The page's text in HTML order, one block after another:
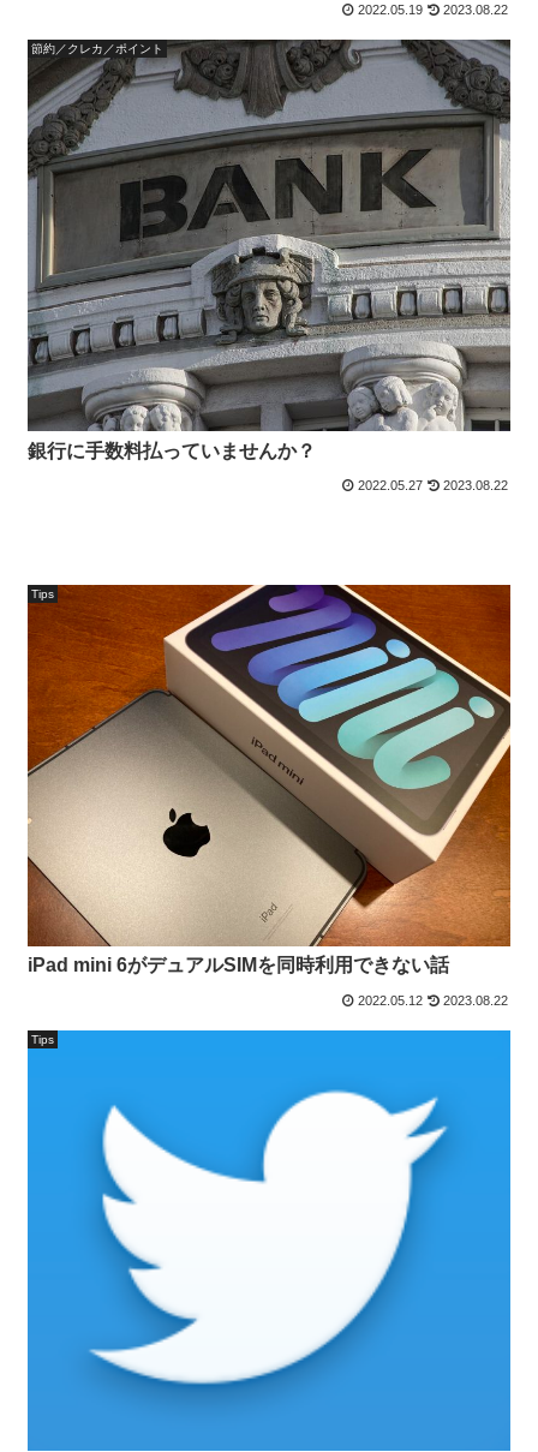
2022.05.19 2023.08.22
節約／クレカ／ポイント
銀行に手数料払っていませんか？
2022.05.27 2023.08.22
Tips
iPad mini 6がデュアルSIMを同時利用できない話
2022.05.12 2023.08.22
Tips